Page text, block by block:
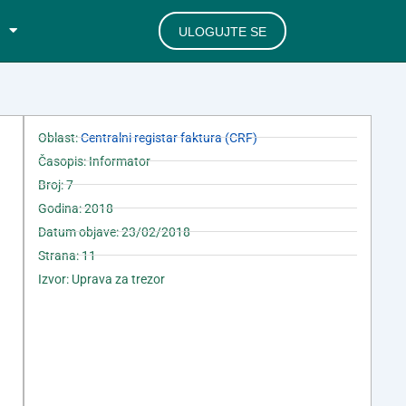
ULOGUJTE SE
Oblast:Centralni registar faktura (CRF)
Časopis: Informator
Broj: 7
Godina: 2018
Datum objave: 23/02/2018
Strana: 11
Izvor: Uprava za trezor